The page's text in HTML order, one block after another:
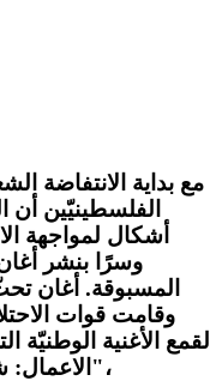
الفلسطينيّين أن
أشكال لمواجهة
وسرًا بنشر
المسبوقة. أغان
وقامت قوات
لقمع الأغنية الوطنيّة
الاعمال: شريط كاسيت "حجر بلادي مقدس"،